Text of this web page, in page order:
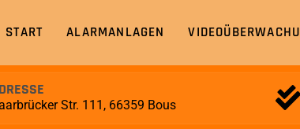
START ALARMANLAGEN
Str. 111, 66359 Bous